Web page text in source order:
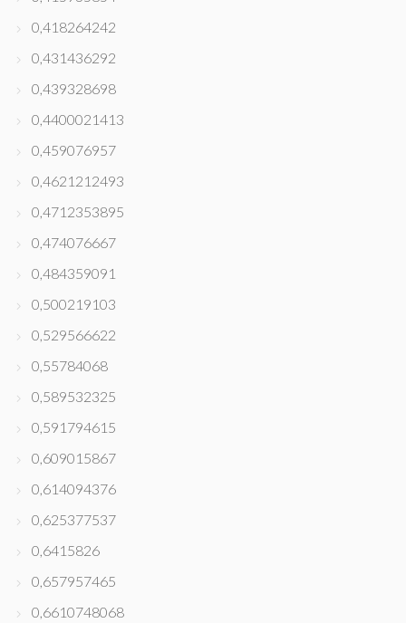
0,418264242
0,431436292
0,439328698
0,4400021413
0,459076957
0,4621212493
0,4712353895
0,474076667
0,484359091
0,500219103
0,529566622
0,55784068
0,589532325
0,591794615
0,609015867
0,614094376
0,625377537
0,6415826
0,657957465
0,6610748068